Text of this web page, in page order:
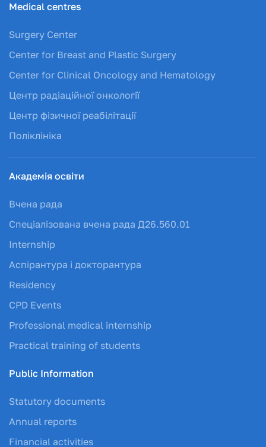
Medical centres
Surgery Center
Center for Breast and Plastic Surgery
Center for Clinical Oncology and Hematology
Центр радіаційної онкології
Центр фізичної реабілітації
Поліклініка
Академія освіти
Вчена рада
Спеціалізована вчена рада Д26.560.01
Internship
Аспірантура і докторантура
Residency
CPD Events
Professional medical internship
Practical training of students
Public Information
Statutory documents
Annual reports
Financial activities